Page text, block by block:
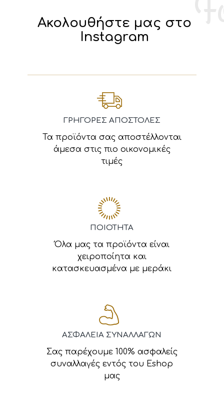
Ακολουθήστε μας στο
Instagram
ΓΡΗΓΟΡΕΣ ΑΠΟΣΤΟΛΕΣ
Τα προϊόντα σας αποστέλλονται
άμεσα στις πιο οικονομικές
τιμές
ΠΟΙΟΤΗΤΑ
Όλα μας τα προϊόντα είναι
χειροποίητα και
κατασκευασμένα με μεράκι
ΑΣΦΑΛΕΙΑ ΣΥΝΑΛΛΑΓΩΝ
Σας παρέχουμε 100% ασφαλείς
συναλλαγές εντός του Eshop
μας